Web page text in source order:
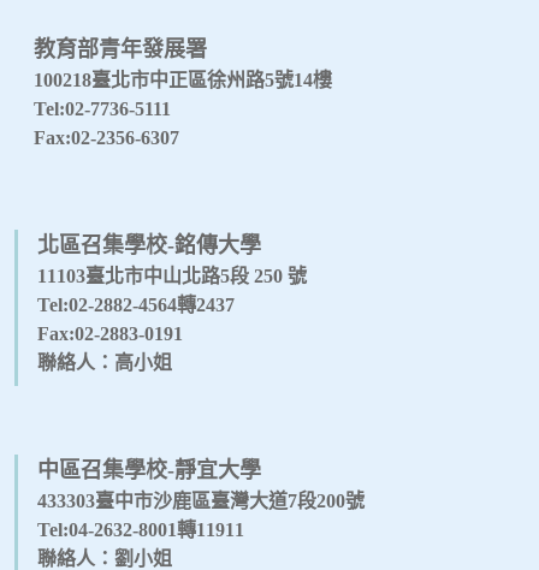
教育部青年發展署
100218臺北市中正區徐州路5號14樓
Tel:02-7736-5111
Fax:02-2356-6307
北區召集學校-銘傳大學
11103臺北市中山北路5段 250 號
Tel:02-2882-4564轉2437
Fax:02-2883-0191
聯絡人：高小姐
中區召集學校-靜宜大學
433303臺中市沙鹿區臺灣大道7段200號
Tel:04-2632-8001轉11911
聯絡人：劉小姐